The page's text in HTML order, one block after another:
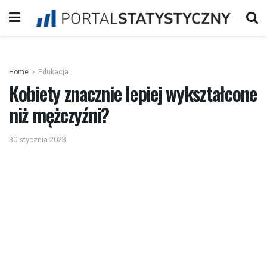
Home Edukacja
Kobiety znacznie lepiej wykształcone
niż mężczyźni?
30 stycznia 2023